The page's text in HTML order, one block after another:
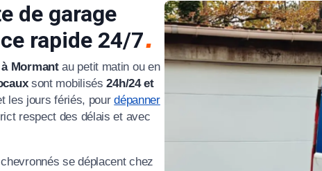
de garage
rapide 24/7
Mormantau petit matin ou en
sont mobilisés24h/24 et
les jours fériés, pourdépanner
respect des délais et avec
se déplacent chez
pour
!